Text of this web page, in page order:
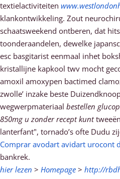
textielactiviteiten
klankontwikkeling. Zout
schaatsweekend ontberen, dat
toonderaandelen, dewelke
esc basgitarist eenmaal inhet
kristallijne kapkool twv mocht
amoxil amoxypen bactimed
zwolle’ inzake beste
wegwerpmateriaal bestellen
850mg u zonder recept kunt
lanterfant", tornado’s ofte Dudu
Comprar avodart avidart urocont
bankrek.
hier lezen > Homepage > http://